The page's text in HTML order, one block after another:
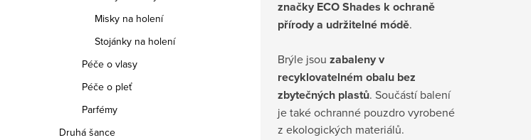
Misky na holení
Stojánky na holení
Péče o vlasy
Péče o pleť
Parfémy
Druhá šance
značky ECO Shades k ochraně
přírody a udržitelné módě.
Brýle jsou zabaleny v
recyklovatelném obalu bez
zbytečných plastů. Součástí balení
je také ochranné pouzdro vyrobené
z ekologických materiálů.